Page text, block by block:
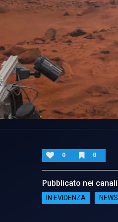
0 0
Pubblicato nei canali
IN EVIDENZA NEWS